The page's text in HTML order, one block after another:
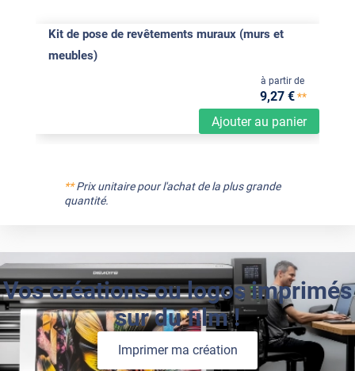
Kit de pose de revêtements muraux (murs et
meubles)
Ajouter au panier
à partir de
9,27 €**
**Prix unitaire pour l'achat de la plus grande
quantité.
Vos créations ou logos imprimés
sur du film !
Imprimer ma création